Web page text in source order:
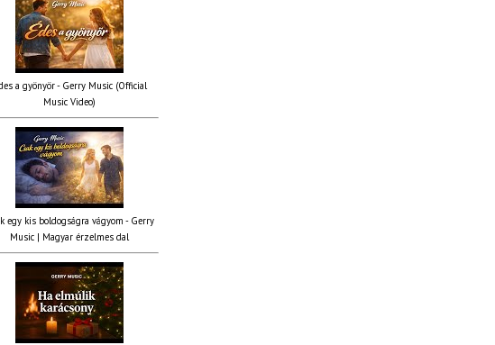
a gyönyör - Gerry Music (Official
Music Video)
egy kis boldogságra vágyom - Gerry
Music | Magyar érzelmes dal